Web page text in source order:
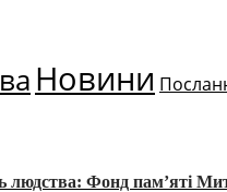
Новини
людства: Фонд пам’яті